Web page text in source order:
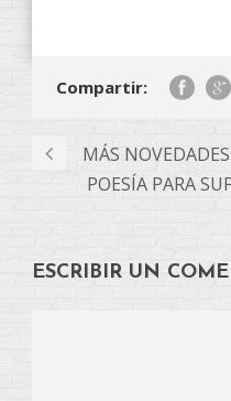
Compartir:
MÁS
POESÍA PARA
ESCRIBIR UN